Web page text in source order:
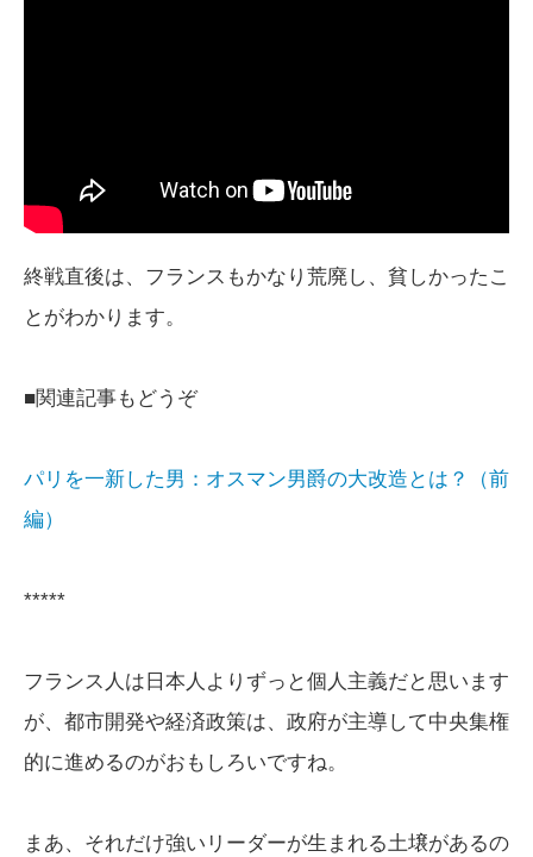
終戦直後は、フランスもかなり荒廃し、貧しかったこ
とがわかります。
■関連記事もどうぞ
パリを一新した男：オスマン男爵の大改造とは？（前
編）
*****
フランス人は日本人よりずっと個人主義だと思います
が、都市開発や経済政策は、政府が主導して中央集権
的に進めるのがおもしろいですね。
まあ、それだけ強いリーダーが生まれる土壌があるの